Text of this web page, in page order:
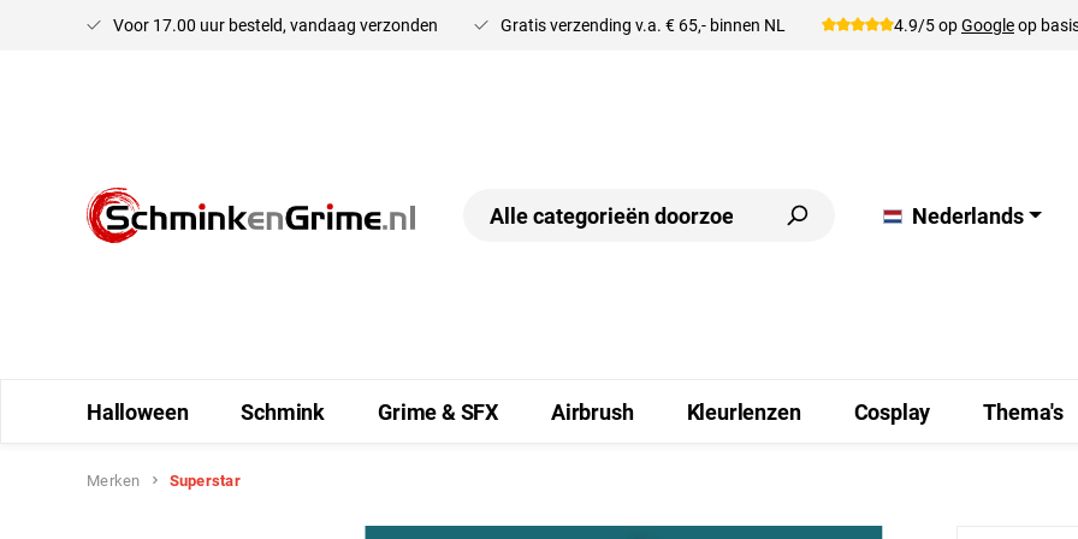
Ga naar de hoofdnavigatie
Voor 17.00 uur besteld, vandaag verzonden Gratis verzending v.a. € 65,- binnen NL 4.9/5 opGoogleop
Nederlands
Halloween Schmink Grime & SFX Airbrush Kleurlenzen Cosplay Thema's
Merken Superstar